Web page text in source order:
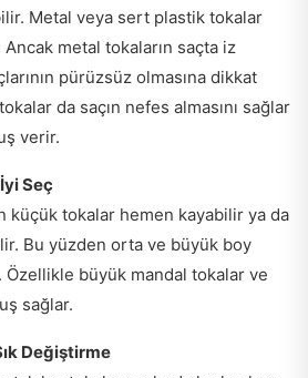
Metal veya sert plastik tokalar
Ancak metal tokaların saçta iz
pürüzsüz olmasına dikkat
da saçın nefes almasını sağlar
verir.
Seç
küçük tokalar hemen kayabilir ya da
Bu yüzden orta ve büyük boy
Özellikle büyük mandal tokalar ve
sağlar.
Değiştirme